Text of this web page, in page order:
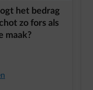
het bedrag
zo fors als
maak?